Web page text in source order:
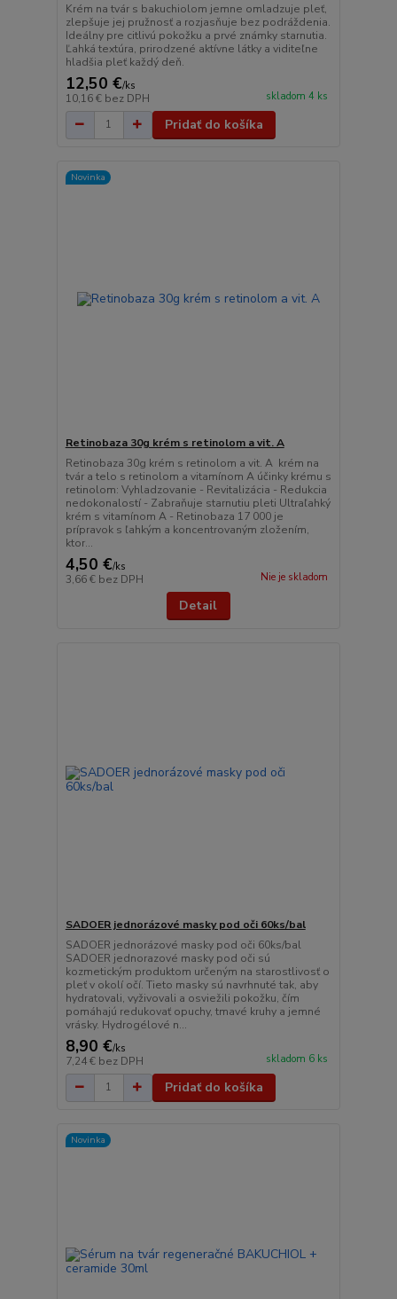
Krém na tvár s bakuchiolom jemne omladzuje pleť,
zlepšuje jej pružnosť a rozjasňuje bez podráždenia.
Ideálny pre citlivú pokožku a prvé známky starnutia.
Ľahká textúra, prirodzené aktívne látky a viditeľne
hladšia pleť každý deň.
12,50 €/ks
10,16 € bez DPH skladom 4 ks
Pridať do košíka
Novinka
Retinobaza 30g krém s retinolom a vit. A
Retinobaza 30g krém s retinolom a vit. A krém na
tvár a telo s retinolom a vitamínom A účinky krému s
retinolom: Vyhladzovanie - Revitalizácia - Redukcia
nedokonalostí - Zabraňuje starnutiu pleti Ultraľahký
krém s vitamínom A - Retinobaza 17 000 je
prípravok s ľahkým a koncentrovaným zložením,
ktor...
4,50 €/ks
3,66 € bez DPH Nie je skladom
Detail
SADOER jednorázové masky pod oči 60ks/bal
SADOER jednorázové masky pod oči 60ks/bal
SADOER jednorazové masky pod oči sú
kozmetickým produktom určeným na starostlivosť o
pleť v okolí očí. Tieto masky sú navrhnuté tak, aby
hydratovali, vyživovali a osviežili pokožku, čím
pomáhajú redukovať opuchy, tmavé kruhy a jemné
vrásky. Hydrogélové n...
8,90 €/ks
7,24 € bez DPH skladom 6 ks
Pridať do košíka
Novinka